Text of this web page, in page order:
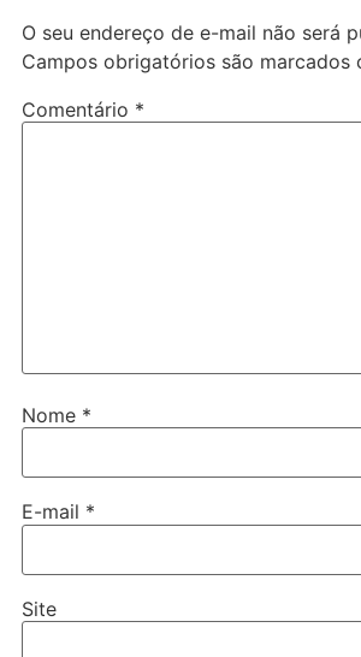
O seu endereço de e-mail não será
Campos obrigatórios são marcados
Comentário *
Nome *
E-mail *
Site